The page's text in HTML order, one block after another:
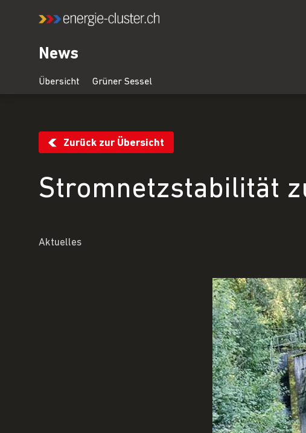
News
Zurück zur Übersicht
Stromnetzstabilität
Aktuelles